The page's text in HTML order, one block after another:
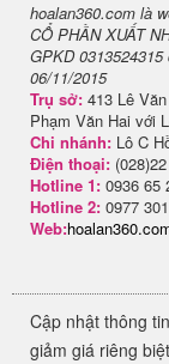
hoalan360.com là
CỔ PHẦN XUẤT
GPKD
06/11/2015
Trụ sở: 413 Lê
Phạm Văn Hai với
Chi nhánh: Lô C
Điện thoại:
Hotline 1: 0936 65
Hotline 2: 0977
Web:
Cập nhật thông
giảm giá riêng biệt